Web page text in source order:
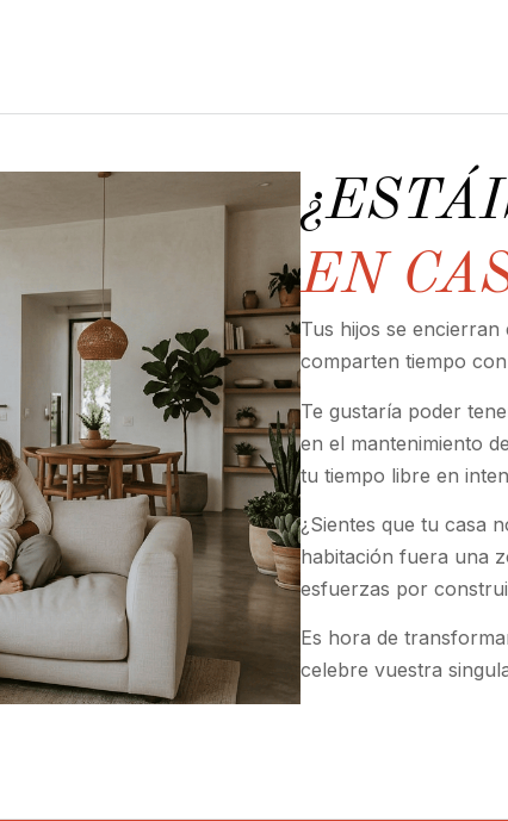
EN
Tus hijos se
comparten tiempo
Te gustaría poder
en el mantenimiento
tu tiempo libre en
¿Sientes que tu casa
habitación fuera una
esfuerzas por
Es hora de
celebre vuestra